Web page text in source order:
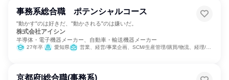
事務系総合職 ポテンシャルコース
"動かす"のは好きだ、"動かされる"のは嫌いだ。
株式会社アイシン
半導体・電子機器メーカー、自動車・輸送機器メーカー
27年卒 愛知県 営業、経営/事業企画、SCM/生産管理/購買/物流、経理/税務/財務、人事、総務、法務/知財、IT、広報/IR
京都府|総合職(事務系)